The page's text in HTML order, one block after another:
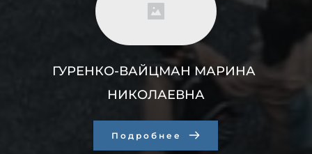
ГУРЕНКО-ВАЙЦМАН МАРИНА
НИКОЛАЕВНА
Подробнее